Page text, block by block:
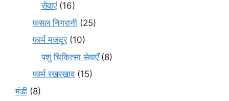
सेवाएं(16)
फसल निगरानी (25)
फार्म मजदूर(10)
पशु चिकित्सा सेवाएँ(8)
फार्म रखरखाव(15)
मंडी (8)